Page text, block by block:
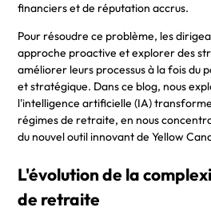
financiers et de réputation accrus.
Pour résoudre ce problème, les
approche proactive et explorer des
améliorer leurs processus à la fois du
et stratégique. Dans ce blog, nous
l'intelligence artificielle (IA)
régimes de retraite, en nous
du nouvel outil innovant de Yellow
L'évolution de la
de retraite